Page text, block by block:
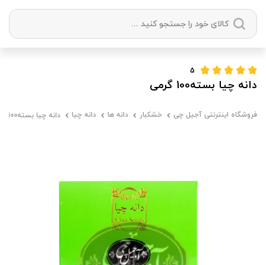
دسته بندی ها
آجیل میوه خشک
فروشگاه اینترنتی آجیل چی خشکبار دانه ها دانه چیا دانه چیا بسته100 گرمی
5
دانه چیا بسته100 گرمی